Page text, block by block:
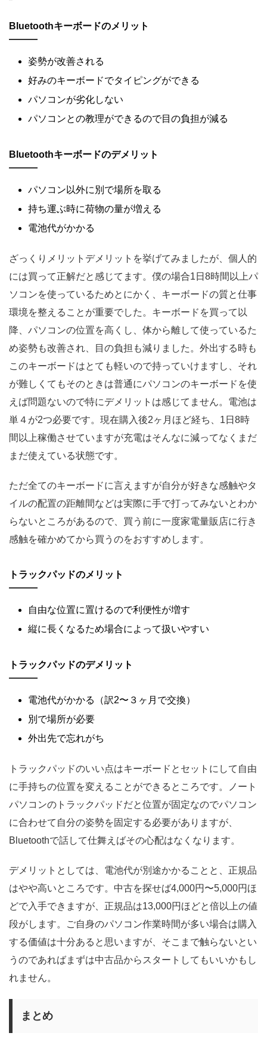
Bluetoothキーボードのメリット
姿勢が改善される
好みのキーボードでタイピングができる
パソコンが劣化しない
パソコンとの教理ができるので目の負担が減る
Bluetoothキーボードのデメリット
パソコン以外に別で場所を取る
持ち運ぶ時に荷物の量が増える
電池代がかかる
ざっくりメリットデメリットを挙げてみましたが、個人的
には買って正解だと感じてます。僕の場合1日8時間以上パ
ソコンを使っているためとにかく、キーボードの質と仕事
環境を整えることが重要でした。キーボードを買って以
降、パソコンの位置を高くし、体から離して使っているた
め姿勢も改善され、目の負担も減りました。外出する時も
このキーボードはとても軽いので持っていけますし、それ
が難しくてもそのときは普通にパソコンのキーボードを使
えば問題ないので特にデメリットは感じてません。電池は
単４が2つ必要です。現在購入後2ヶ月ほど経ち、1日8時
間以上稼働させていますが充電はそんなに減ってなくまだ
まだ使えている状態です。
ただ全てのキーボードに言えますが自分が好きな感触やタ
イルの配置の距離間などは実際に手で打ってみないとわか
らないところがあるので、買う前に一度家電量販店に行き
感触を確かめてから買うのをおすすめします。
トラックパッドのメリット
自由な位置に置けるので利便性が増す
縦に長くなるため場合によって扱いやすい
トラックパッドのデメリット
電池代がかかる（訳2〜３ヶ月で交換）
別で場所が必要
外出先で忘れがち
トラックパッドのいい点はキーボードとセットにして自由
に手持ちの位置を変えることができるところです。ノート
パソコンのトラックパッドだと位置が固定なのでパソコン
に合わせて自分の姿勢を固定する必要がありますが、
Bluetoothで話して仕舞えばその心配はなくなります。
デメリットとしては、電池代が別途かかることと、正規品
はやや高いところです。中古を探せば4,000円〜5,000円ほ
どで入手できますが、正規品は13,000円ほどと倍以上の値
段がします。ご自身のパソコン作業時間が多い場合は購入
する価値は十分あると思いますが、そこまで触らないとい
うのであればまずは中古品からスタートしてもいいかもし
れません。
まとめ